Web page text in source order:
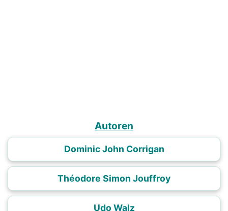
Autoren
Dominic John Corrigan
Théodore Simon Jouffroy
Udo Walz